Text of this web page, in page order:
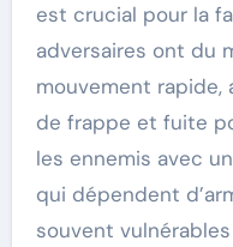
est crucial pour la
adversaires ont du
mouvement
de frappe et fuite
les ennemis avec
qui dépendent
souvent